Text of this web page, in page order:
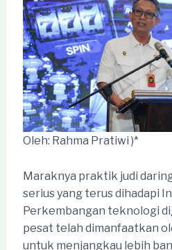
Oleh: Rahma Pratiwi )*
Maraknya praktik judi
serius yang terus dihadapi
Perkembangan teknologi
pesat telah dimanfaatkan
untuk menjangkau lebih